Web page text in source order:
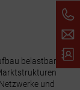
belastbarer
und